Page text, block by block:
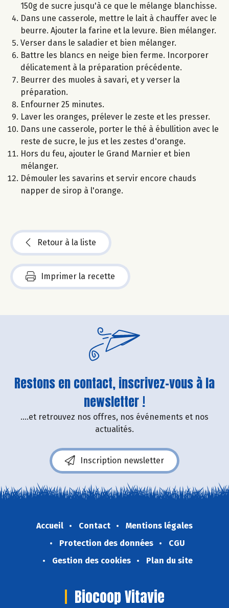
150g de sucre jusqu'à ce que le mélange blanchisse.
Dans une casserole, mettre le lait à chauffer avec le
beurre. Ajouter la farine et la levure. Bien mélanger.
Verser dans le saladier et bien mélanger.
Battre les blancs en neige bien ferme. Incorporer
délicatement à la préparation précédente.
Beurrer des muoles à savari, et y verser la
préparation.
Enfourner 25 minutes.
Laver les oranges, prélever le zeste et les presser.
Dans une casserole, porter le thé à ébullition avec le
reste de sucre, le jus et les zestes d'orange.
Hors du feu, ajouter le Grand Marnier et bien
mélanger.
Démouler les savarins et servir encore chauds
napper de sirop à l'orange.
Retour à la liste
Imprimer la recette
Restons en contact, inscrivez-vous à la
newsletter !
....et retrouvez nos offres, nos événements et nos
actualités.
Inscription newsletter
Accueil Contact
Mentions légales
Protection des données
CGU
Gestion des cookies
Plan du site
Biocoop Vitavie